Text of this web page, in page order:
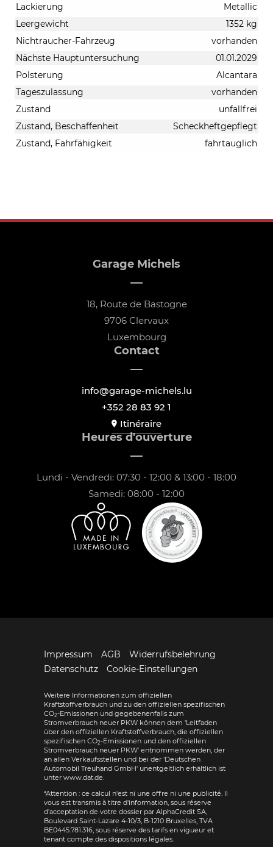
Lackierung
Metallic
Leergewicht
1352 kg
Nichtraucher-Fahrzeug
vorhanden
Nächste Hauptuntersuchung
01.01.2029
Polsterung
Alcantara
Tageszulassung
vorhanden
Zustand
unfallfrei
Zustand, Beschaffenheit
Scheckheftgepflegt
Zustand, Fahrfähigkeit
fahrtauglich
Garage Michels
18, Route de Bastogne
9706 Clervaux
Luxembourg
Contact
info@garage-michels.lu
+352 28 83 92 1
Itinéraire
Heures d'ouverture
Lundi - Vendredi: 07:30 - 12:00 & 13:00 - 18:00
Samedi: 08:00 - 12:00
Impressum AGB
Widerrufsbelehrung
Datenschutz
Cookie-Einstellungen
Weitere Informationen zum offiziellen
Kraftstoffverbrauch und zu den offiziellen spezifischen
CO2-Emissionen und gegebenenfalls zum
Stromverbrauch neuer PKW können dem 'Leitfaden
über den offiziellen Kraftstoffverbrauch, die offiziellen
spezifischen CO2-Emissionen und den offiziellen
Stromverbrauch neuer PKW' entnommen werden, der
an allen Verkaufsstellen und bei der 'Deutschen
Automobil Treuhand GmbH' unentgeltlich erhältlich ist
unter www.dat.de.
*Attention : ce calcul n'est ni une offre ni une publicité. Il
vous est transmis à titre d'information, sous réserve
d'acceptation de votre dossier par AlphaCredit SA,
Boulevard Saint-Lazare 4-10/3, B-1210 Bruxelles, TVA
BE0445.781.316, sous réserve des tarifs en vigueur et
tenant compte des dispositions légales.